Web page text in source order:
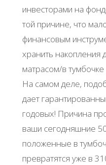
инвесторами на
той причине, что
финансовым
хранить накопления
матрасом/в тумбочке
На самом деле,
дает
годовых! Причина
ваши сегодняшние
положенные в
превратятся уже в